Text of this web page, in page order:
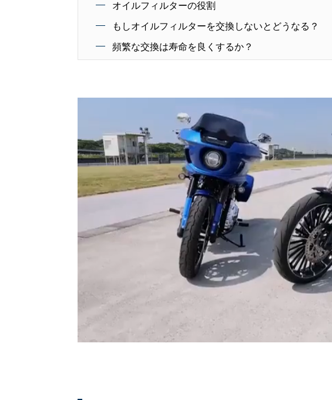
オイルフィルターの役割
もしオイルフィルターを交換しないとどうなる？
頻繁な交換は寿命を良くするか？